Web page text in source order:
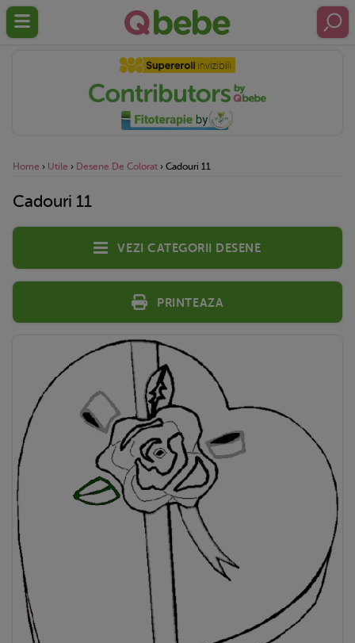
Home › Utile › Desene De Colorat › Cadouri 11
Cadouri 11
Vezi categorii desene
Printeaza